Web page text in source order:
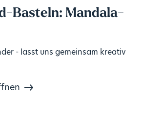
Basteln: Mandala-
- lasst uns gemeinsam kreativ